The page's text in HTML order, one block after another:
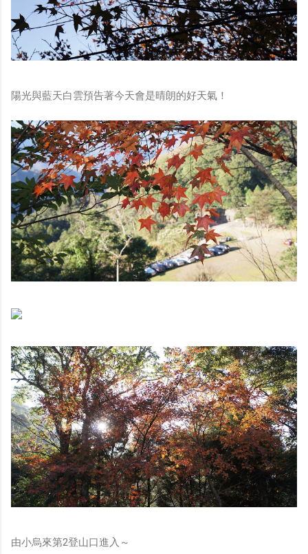
陽光與藍天白雲預告著今天會是晴朗的好天氣！
由小烏來第2登山口進入～